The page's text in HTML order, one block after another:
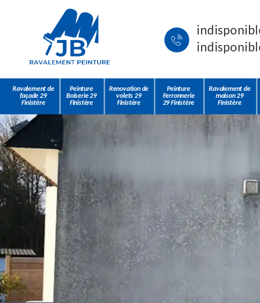
Ravalement de
façade 29
Finistère
Peinture
Boiserie 29
Finistère
Renovation de
volets 29
Finistère
Peinture
Ferronnerie
29 Finistère
Ravalement de
maison 29
Finistère